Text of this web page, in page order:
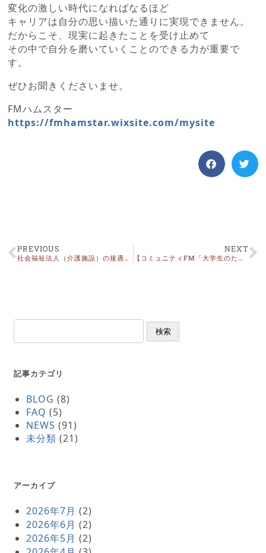
変化の激しい時代になればなるほど
キャリアは自分の思い描いた通りに実現できません。
だからこそ、現実に起きたことを受け止めて
その中で自分を磨いていくことのできる力が重要で
す。
ぜひお聞きくださいませ。
FMハムスター
https://fmhamstar.wixsite.com/mysite
PREVIOUS
社会福祉法人（介護施設）の接遇研修
NEXT
【コミュニティFM「大学生のための役立つマナー講座」12月放送OA】
検索
記事カテゴリ
BLOG (8)
FAQ (5)
NEWS (91)
未分類 (21)
アーカイブ
2026年7月 (2)
2026年6月 (2)
2026年5月 (2)